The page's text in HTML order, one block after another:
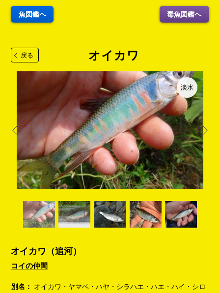
魚図鑑へ 毒魚図鑑へ
戻る オイカワ
淡水
オイカワ（追河）
コイの仲間
別名：
オイカワ・ヤマベ・ハヤ・シラハエ・ハエ・ハイ・シロ